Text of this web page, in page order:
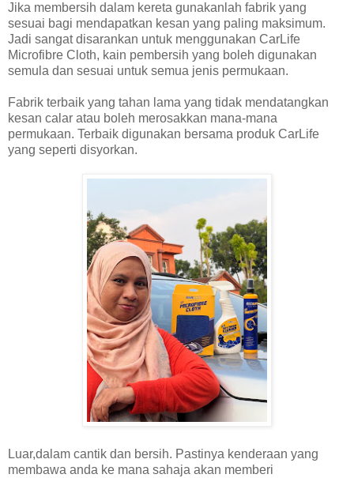
Jika membersih dalam kereta gunakanlah fabrik yang
sesuai bagi mendapatkan kesan yang paling maksimum.
Jadi sangat disarankan untuk menggunakan CarLife
Microfibre Cloth, kain pembersih yang boleh digunakan
semula dan sesuai untuk semua jenis permukaan.
Fabrik terbaik yang tahan lama yang tidak mendatangkan
kesan calar atau boleh merosakkan mana-mana
permukaan. Terbaik digunakan bersama produk CarLife
yang seperti disyorkan.
Luar,dalam cantik dan bersih. Pastinya kenderaan yang
membawa anda ke mana sahaja akan memberi